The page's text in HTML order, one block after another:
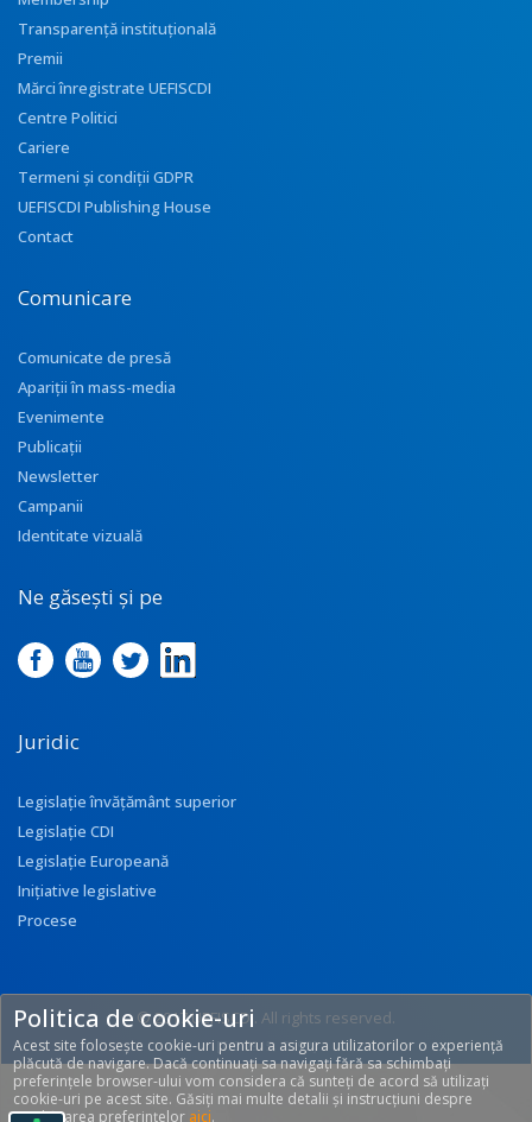
Transparenţă instituţională
Premii
Mărci înregistrate UEFISCDI
Centre Politici
Cariere
Termeni și condiții GDPR
UEFISCDI Publishing House
Contact
Comunicare
Comunicate de presă
Apariţii în mass-media
Evenimente
Publicații
Newsletter
Campanii
Identitate vizuală
Ne găsești și pe
Juridic
Legislație învățământ superior
Legislație CDI
Legislație Europeană
Inițiative legislative
Procese
© 2017 UEFISCDI. All rights reserved.
[T: 0.2915, O: 92]
Politica de cookie-uri
Acest site folosește cookie-uri pentru a asigura utilizatorilor o experiență
plăcută de navigare. Dacă continuați sa navigați fără sa schimbați
preferințele browser-ului vom considera că sunteți de acord să utilizați
cookie-uri pe acest site. Găsiți mai multe detalii și instrucțiuni despre
modificarea preferințelor aici.